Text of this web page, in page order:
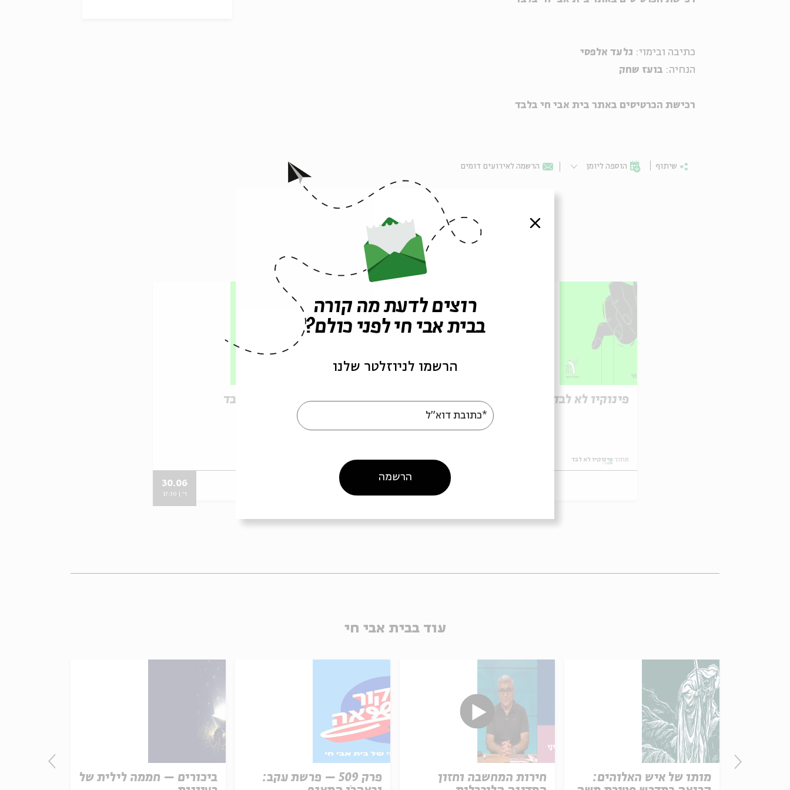
כתיבה ובימוי: גלעד אלפסי
הנחיה: בועז שחק
רכישת הכרטיסים באתר בית אבי חי בלבד
שיתוף הוספה ליומן הרשמה לאירועים דומים
אירועים נוספים בסדרה
פינוקיו לא לבד
מתוך:פינוקיו לא לבד
כרטיסים אחרונים
פינוקיו לא לבד
פינוקיו לא לבד
30.06
ד' | 20:30
פינוקיו לא לבד
30.06
ד' | 17:30
עוד בבית אבי חי
ביכורים – חממה לילית של
פרק 509 – פרשת עקב:
חירות המחשבה וחזון
מותו של איש האלוהים:
סגור
רוצים לדעת מה קורה
בבית אבי חי לפני כולם?
הרשמו לניוזלטר שלנו
*כתובת דוא"ל
הרשמה